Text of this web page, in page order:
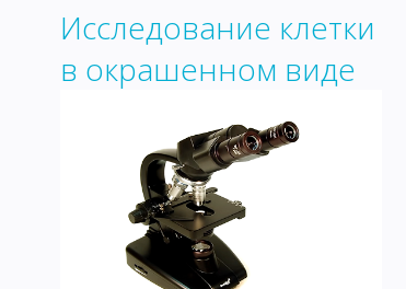
Исследование клетки
в окрашенном виде